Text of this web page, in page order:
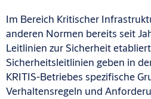
Im Bereich Kritischer
anderen Normen bereits seit
Leitlinien zur Sicherheit
Sicherheitsleitlinien geben in
KRITIS-Betriebes spezifische
Verhaltensregeln und